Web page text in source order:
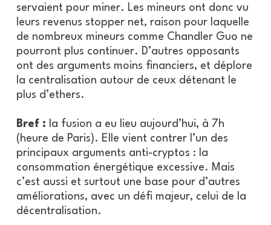
servaient pour miner. Les mineurs ont donc vu
leurs revenus stopper net, raison pour laquelle
de nombreux mineurs comme Chandler Guo ne
pourront plus continuer. D’autres opposants
ont des arguments moins financiers, et déplore
la centralisation autour de ceux détenant le
plus d’ethers.
Bref : la fusion a eu lieu aujourd’hui, à 7h
(heure de Paris). Elle vient contrer l’un des
principaux arguments anti-cryptos : la
consommation énergétique excessive. Mais
c’est aussi et surtout une base pour d’autres
améliorations, avec un défi majeur, celui de la
décentralisation.